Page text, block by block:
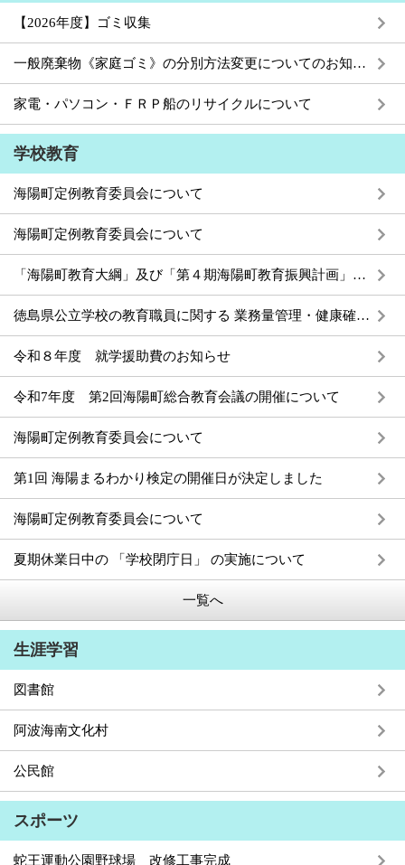
【2026年度】ゴミ収集
一般廃棄物《家庭ゴミ》の分別方法変更についてのお知らせ
家電・パソコン・ＦＲＰ船のリサイクルについて
学校教育
海陽町定例教育委員会について
海陽町定例教育委員会について
「海陽町教育大綱」及び「第４期海陽町教育振興計画」の策定について
徳島県公立学校の教育職員に関する 業務量管理・健康確保措置実施計画の公表について
令和８年度 就学援助費のお知らせ
令和7年度 第2回海陽町総合教育会議の開催について
海陽町定例教育委員会について
第1回 海陽まるわかり検定の開催日が決定しました
海陽町定例教育委員会について
夏期休業日中の 「学校閉庁日」 の実施について
一覧へ
生涯学習
図書館
阿波海南文化村
公民館
スポーツ
蛇王運動公園野球場 改修工事完成